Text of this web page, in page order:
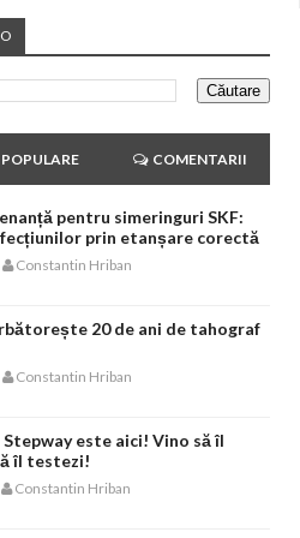
POPULARE COMENTARII
pentru simeringuri SKF:
prin etanșare corectă
Constantin Hriban
20 de ani de tahograf
Constantin Hriban
este aici! Vino să îl
îl testezi!
Constantin Hriban